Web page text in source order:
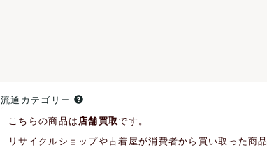
流通カテゴリー
こちらの商品は 店舗買取です。
リサイクルショップや古着屋が消費者から買い取った商品